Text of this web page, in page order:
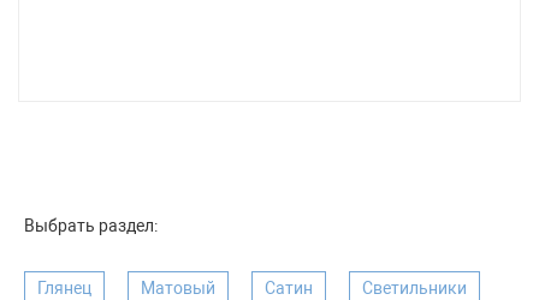
Выбрать раздел:
Глянец Матовый Сатин Светильники